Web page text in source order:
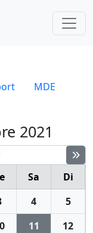
MDE
2021
Sa
Di
4
5
11
12